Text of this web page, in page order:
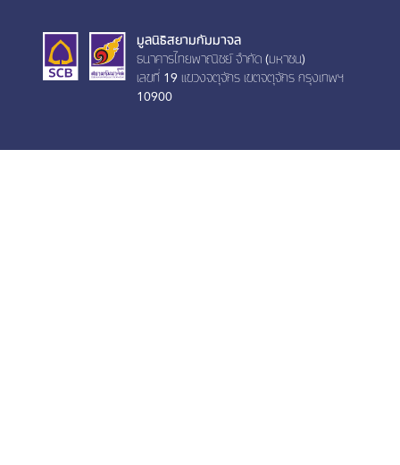
มูลนิธิสยามกัมมาจล
ธนาคารไทยพาณิชย์ จำกัด (มหาชน)
เลขที่ 19 เเขวงจตุจักร เขตจตุจักร กรุงเทพฯ
10900